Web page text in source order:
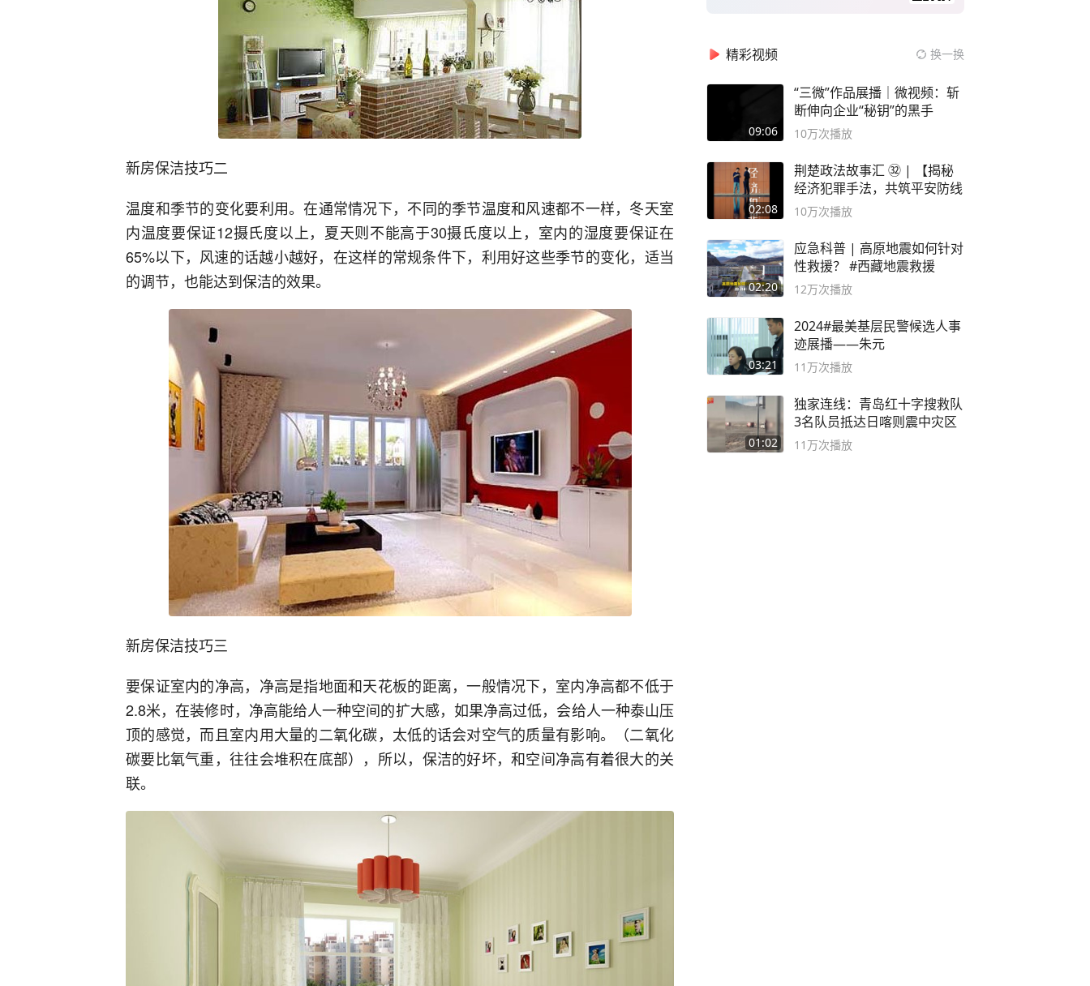
新房保洁技巧二
温度和季节的变化要利用。在通常情况下，不同的季节温度和风速都不一样，冬天室
内温度要保证12摄氏度以上，夏天则不能高于30摄氏度以上，室内的湿度要保证在
65%以下，风速的话越小越好，在这样的常规条件下，利用好这些季节的变化，适当
的调节，也能达到保洁的效果。
新房保洁技巧三
要保证室内的净高，净高是指地面和天花板的距离，一般情况下，室内净高都不低于
2.8米，在装修时，净高能给人一种空间的扩大感，如果净高过低，会给人一种泰山压
顶的感觉，而且室内用大量的二氧化碳，太低的话会对空气的质量有影响。（二氧化
碳要比氧气重，往往会堆积在底部），所以，保洁的好坏，和空间净高有着很大的关
联。
精彩视频 换一换
09:06
“三微”作品展播｜微视频：斩
断伸向企业“秘钥”的黑手
10万次播放
02:08
荆楚政法故事汇 ㉜ | 【揭秘
经济犯罪手法，共筑平安防线
10万次播放
02:20
应急科普 | 高原地震如何针对
性救援？ #西藏地震救援
12万次播放
03:21
2024#最美基层民警候选人事
迹展播——朱元
11万次播放
01:02
独家连线：青岛红十字搜救队
3名队员抵达日喀则震中灾区
11万次播放